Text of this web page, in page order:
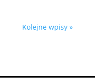
Kolejne wpisy »